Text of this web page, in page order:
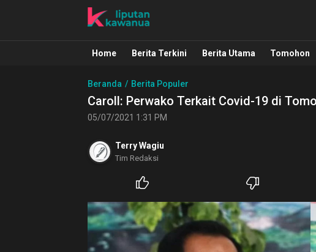
Liputan Kawanua
Berita Manado, Sulawesi Utara, Kawanua,
Home Berita Terkini Berita Utama Tomohon
Beranda Berita Populer
Caroll: Perwako Terkait Covid-19 di
05/07/2021 1:31 PM
Terry Wagiu
Tim Redaksi